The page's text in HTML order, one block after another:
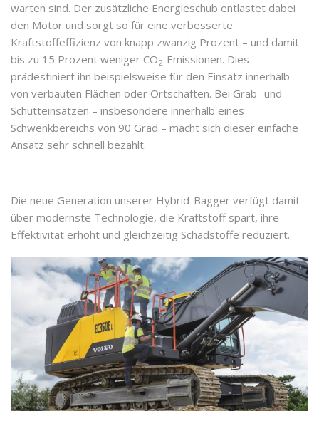
warten sind. Der zusätzliche Energieschub entlastet dabei
den Motor und sorgt so für eine verbesserte
Kraftstoffeffizienz von knapp zwanzig Prozent – und damit
bis zu 15 Prozent weniger CO2-Emissionen. Dies
prädestiniert ihn beispielsweise für den Einsatz innerhalb
von verbauten Flächen oder Ortschaften. Bei Grab- und
Schütteinsätzen – insbesondere innerhalb eines
Schwenkbereichs von 90 Grad – macht sich dieser einfache
Ansatz sehr schnell bezahlt.
Die neue Generation unserer Hybrid-Bagger verfügt damit
über modernste Technologie, die Kraftstoff spart, ihre
Effektivität erhöht und gleichzeitig Schadstoffe reduziert.